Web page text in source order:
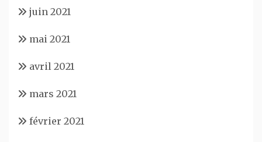
juin 2021
mai 2021
avril 2021
mars 2021
février 2021